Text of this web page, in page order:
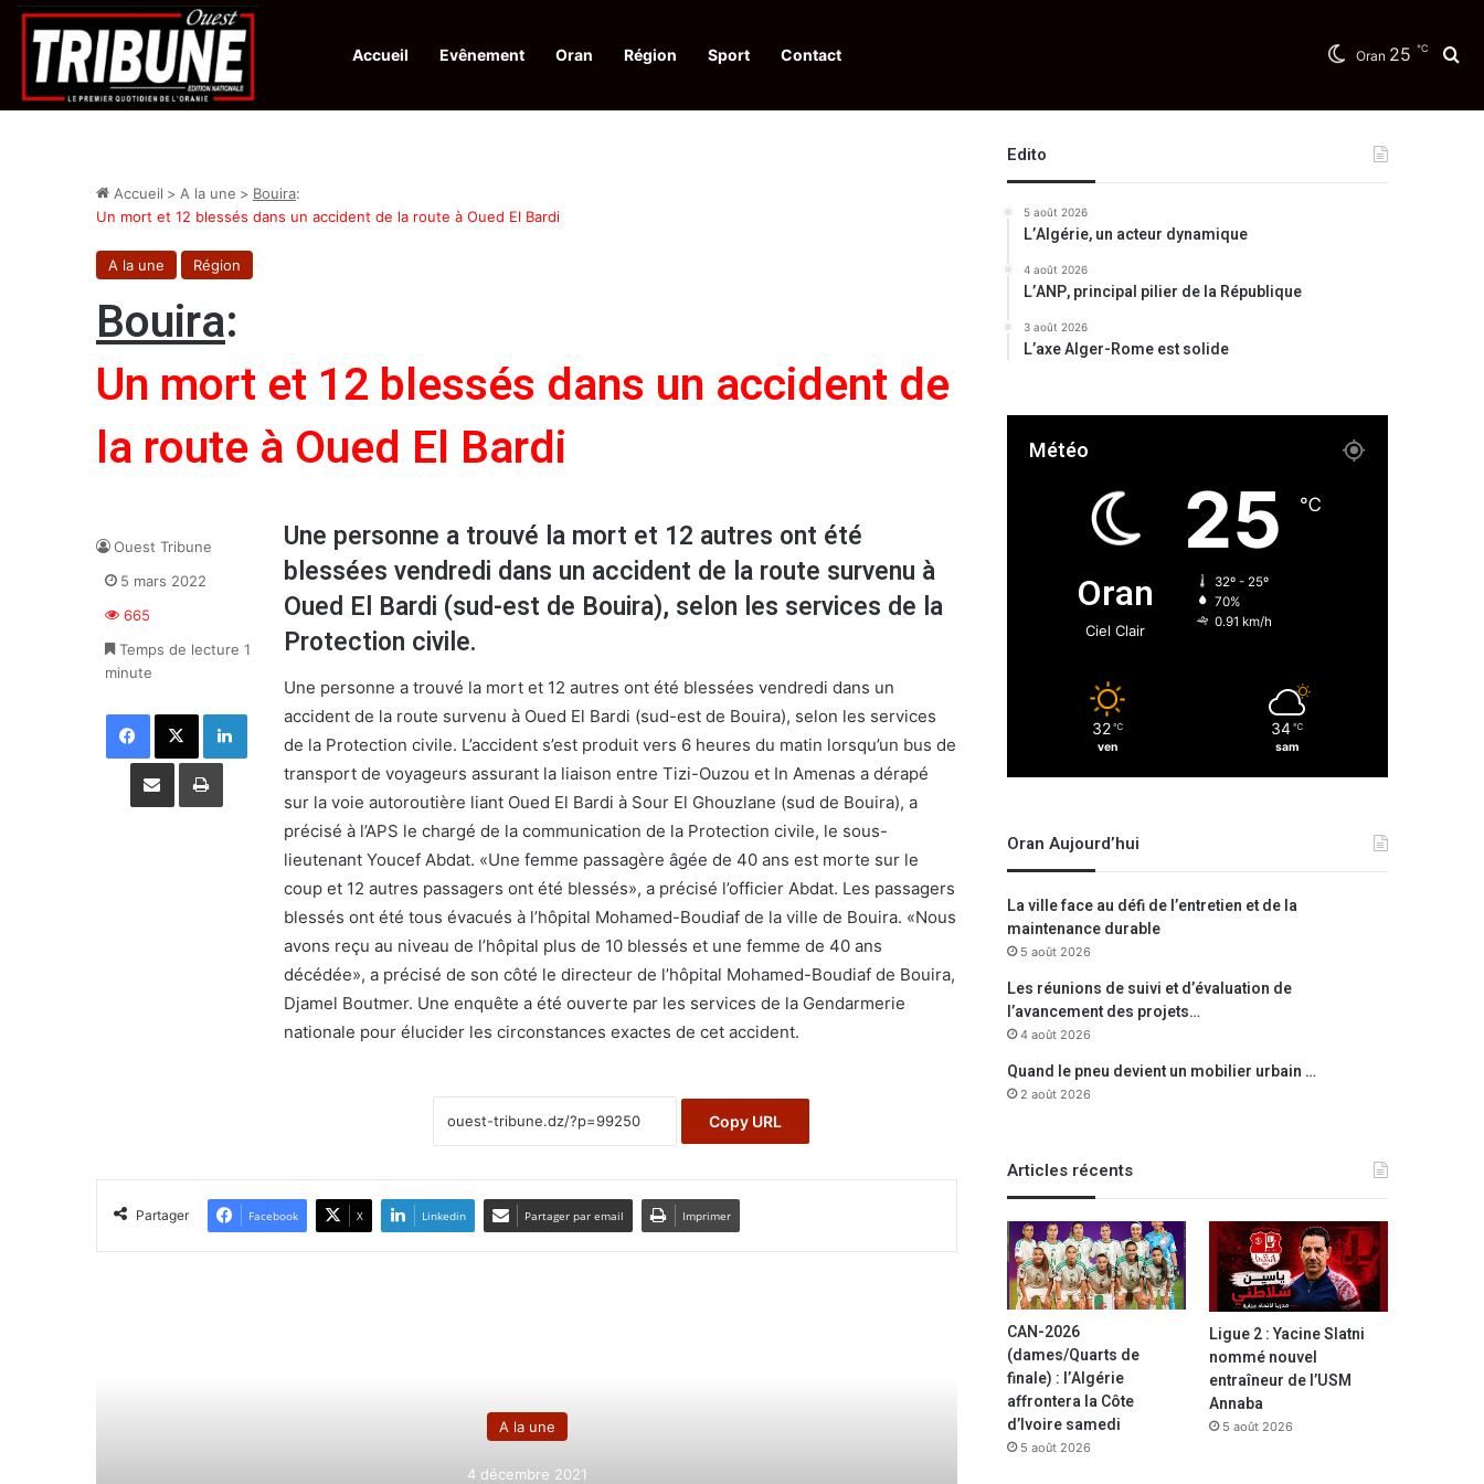
Accueil Evênement Oran Région Sport Contact Oran 25 ℃
Infos en Direct: Protection de la ville sainte d’El-Qods : l’Algérie appelle à une action collective
Accueil > A la une > Bouira:
Un mort et 12 blessés dans un accident de la route à Oued El Bardi
A la une Région
Bouira:
Un mort et 12 blessés dans un accident de
la route à Oued El Bardi
Une personne a trouvé la mort et 12 autres ont été
blessées vendredi dans un accident de la route survenu à
Oued El Bardi (sud-est de Bouira), selon les services de la
Protection civile.
Une personne a trouvé la mort et 12 autres ont été blessées vendredi dans un
accident de la route survenu à Oued El Bardi (sud-est de Bouira), selon les services
de la Protection civile. L’accident s’est produit vers 6 heures du matin lorsqu’un bus de
transport de voyageurs assurant la liaison entre Tizi-Ouzou et In Amenas a dérapé
sur la voie autoroutière liant Oued El Bardi à Sour El Ghouzlane (sud de Bouira), a
précisé à l’APS le chargé de la communication de la Protection civile, le sous-
lieutenant Youcef Abdat. «Une femme passagère âgée de 40 ans est morte sur le
coup et 12 autres passagers ont été blessés», a précisé l’officier Abdat. Les passagers
blessés ont été tous évacués à l’hôpital Mohamed-Boudiaf de la ville de Bouira. «Nous
avons reçu au niveau de l’hôpital plus de 10 blessés et une femme de 40 ans
décédée», a précisé de son côté le directeur de l’hôpital Mohamed-Boudiaf de Bouira,
Djamel Boutmer. Une enquête a été ouverte par les services de la Gendarmerie
nationale pour élucider les circonstances exactes de cet accident.
Copy URL
Ouest Tribune
5 mars 2022
665
Temps de lecture 1
minute
Facebook X Linkedin
Partager par email Imprimer
Partager Facebook X Linkedin Partager par email Imprimer
A la une
4 décembre 2021
Edito
5 août 2026
L’Algérie, un acteur dynamique
4 août 2026
L’ANP, principal pilier de la République
3 août 2026
L’axe Alger-Rome est solide
Météo
Oran
Ciel Clair
25 ℃
32º - 25º
70%
0.91 km/h
32 ℃
ven
34 ℃
sam
Oran Aujourd’hui
La ville face au défi de l’entretien et de la
maintenance durable
5 août 2026
Les réunions de suivi et d’évaluation de
l’avancement des projets…
4 août 2026
Quand le pneu devient un mobilier urbain …
2 août 2026
Articles récents
CAN-2026
(dames/Quarts de
finale) : l’Algérie
affrontera la Côte
d’Ivoire samedi
5 août 2026
Ligue 2 : Yacine Slatni
nommé nouvel
entraîneur de l’USM
Annaba
5 août 2026